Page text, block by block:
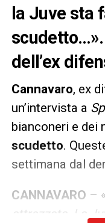
la Juve sta
dell’ex
Cannavaro, ex
un’intervista a
bianconeri e dei
scudetto.
settimana dal
CANNAVARO –
attrezzata. La